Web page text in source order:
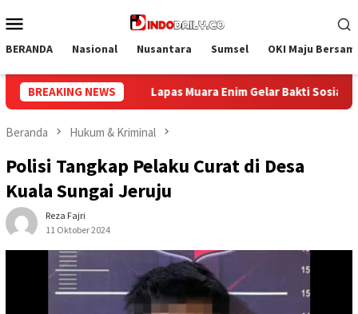
ke
Mobile
BERANDA Nasional Nusantara Sumsel OKI Maju
BREAKING NEWS
Bakti Sosial Donor Darah dalam Rangka Memperingati HUT
Beranda Hukum & Kriminal
Polisi Tangkap Pelaku Curat di Desa
Kuala Sungai Jeruju
Reza Fajri
11 Oktober 2024